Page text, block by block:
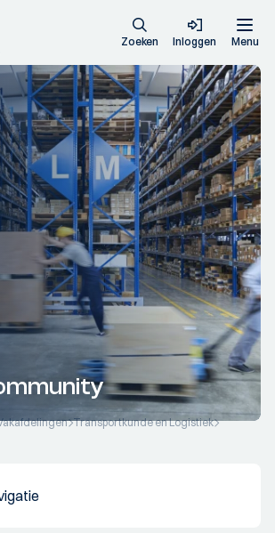
Zoeken Inloggen Menu
Transportkunde en Logistiek